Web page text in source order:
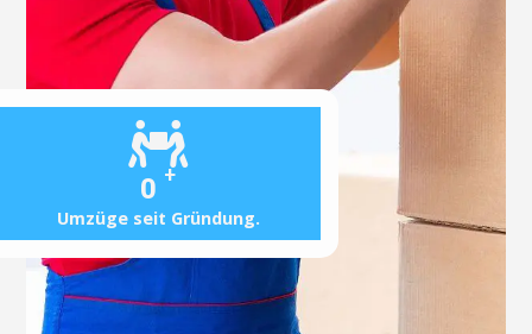
0 +
Umzüge seit Gründung.